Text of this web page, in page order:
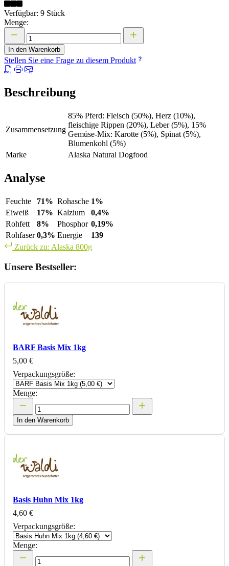
Verfügbar: 9 Stück
Menge:
In den Warenkorb
Stellen Sie eine Frage zu diesem Produkt
Beschreibung
Zusammensetzung
85% Pferd: Fleisch (50%), Herz (10%),
fleischige Rippen (20%), Leber (5%), 15%
Gemüse-Mix: Karotte (5%), Spinat (5%),
Blumenkohl (5%)
Marke
Alaska Natural Dogfood
Analyse
Feuchte 71% Rohasche 1%
Eiweiß
17% Kalzium
0,4%
Rohfett
8% Phosphor 0,19%
Rohfaser 0,3% Energie
139
Zurück zu: Alaska 800g
Unsere Bestseller:
BARF Basis Mix 1kg
5,00 €
Verpackungsgröße:
Menge:
In den Warenkorb
Basis Huhn Mix 1kg
4,60 €
Verpackungsgröße:
Menge: